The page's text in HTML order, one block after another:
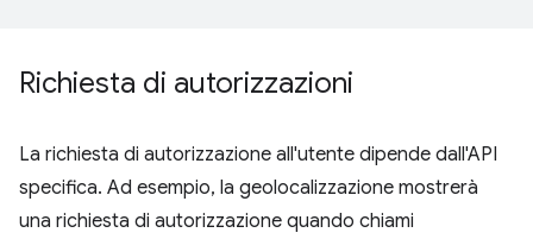
Richiesta di autorizzazioni
La richiesta di autorizzazione all'utente dipende dall'API
specifica. Ad esempio, la geolocalizzazione mostrerà
una richiesta di autorizzazione quando chiami